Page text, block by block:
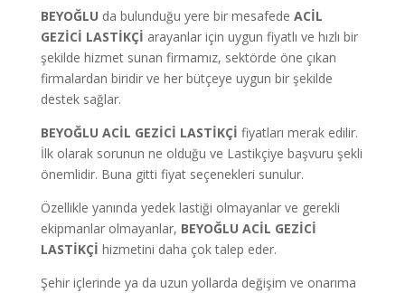
BEYOĞLU da bulunduğu yere bir mesafede ACİL
GEZİCİ LASTİKÇİ arayanlar için uygun fiyatlı ve hızlı bir
şekilde hizmet sunan firmamız, sektörde öne çıkan
firmalardan biridir ve her bütçeye uygun bir şekilde
destek sağlar.
BEYOĞLU ACİL GEZİCİ LASTİKÇİ fiyatları merak edilir.
İlk olarak sorunun ne olduğu ve Lastikçiye başvuru şekli
önemlidir. Buna gitti fiyat seçenekleri sunulur.
Özellikle yanında yedek lastiği olmayanlar ve gerekli
ekipmanlar olmayanlar, BEYOĞLU ACİL GEZİCİ
LASTİKÇİ hizmetini daha çok talep eder.
Şehir içlerinde ya da uzun yollarda değişim ve onarıma